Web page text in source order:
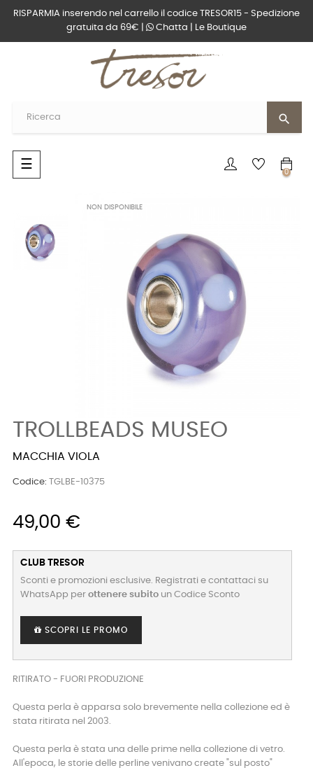
RISPARMIA inserendo nel carrello il codice TRESOR15 - Spedizione
gratuita da 69€ |
Chatta Le Boutique
search
navigazione
Toggle
☰
0
NON DISPONIBILE
TROLLBEADS MUSEO
MACCHIA VIOLA
Codice: TGLBE-10375
49,00 €
CLUB TRESOR
Sconti e promozioni esclusive. Registrati e contattaci su
WhatsApp per ottenere subito un Codice Sconto
SCOPRI LE PROMO
RITIRATO - FUORI PRODUZIONE
Questa perla è apparsa solo brevemente nella collezione ed è
stata ritirata nel 2003.
Questa perla è stata una delle prime nella collezione di vetro.
All'epoca, le storie delle perline venivano create "sul posto"